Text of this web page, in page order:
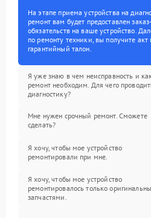
На этапе приема устройства на
ремонт вам будет предоставлен
обязательств на ваше устройство.
по ремонту техники, вы получите
гарантийный талон.
Я уже знаю в чем неисправность и
ремонт необходим. Для чего
диагностику?
Мне нужен срочный ремонт. Сможете
сделать?
Я хочу, чтобы мое устройство
ремонтировали при мне.
Я хочу, чтобы мое устройство
ремонтировалось только
запчастями.